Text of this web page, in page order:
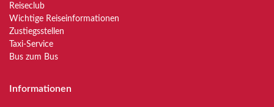
Reiseclub
Wichtige Reiseinformationen
Zustiegsstellen
Taxi-Service
Bus zum Bus
Informationen